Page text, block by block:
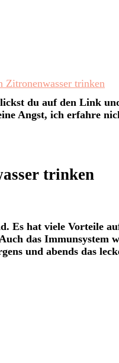
Zitronenwasser trinken
du auf den Link
Angst, ich erfahre
trinken
Es hat viele Vorteile
das Immunsystem
und abends das